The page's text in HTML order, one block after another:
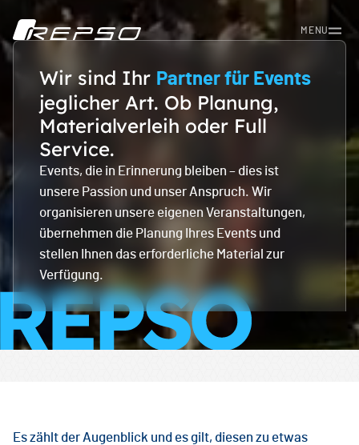
MENU
Wir sind Ihr Partner für Events
jeglicher Art. Ob Planung,
Materialverleih oder Full
Service.
Events, die in Erinnerung bleiben – dies ist
unsere Passion und unser Anspruch. Wir
organisieren unsere eigenen Veranstaltungen,
übernehmen die Planung Ihres Events und
stellen Ihnen das erforderliche Material zur
Verfügung.
Es zählt der Augenblick und es gilt, diesen zu etwas